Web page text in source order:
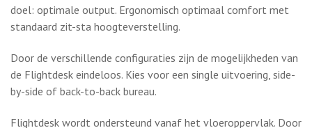
Flightdesk wordt ondersteund vanaf het vloeroppervlak. Door
de asymmetrische plaatsing van de kolom is er voldoende
één persoon te zitten of te staan.
De ergonomische zit-sta verstelling is geïntegreerd in de